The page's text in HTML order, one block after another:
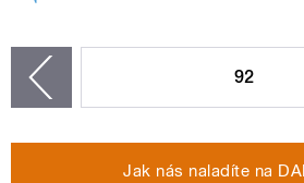
92
Jak nás naladíte na